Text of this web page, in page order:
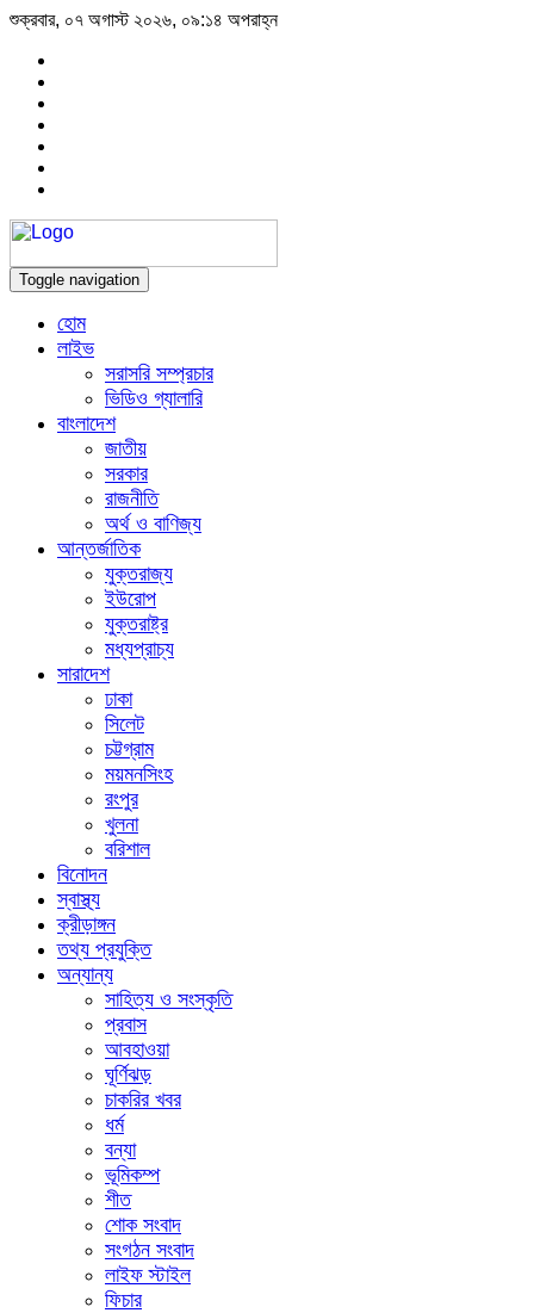
শুক্রবার, ০৭ অগাস্ট ২০২৬, ০৯:১৪ অপরাহ্ন
Toggle navigation
হোম
লাইভ
সরাসরি সম্প্রচার
ভিডিও গ্যালারি
বাংলাদেশ
জাতীয়
সরকার
রাজনীতি
অর্থ ও বাণিজ্য
আন্তর্জাতিক
যুক্তরাজ্য
ইউরোপ
যুক্তরাষ্ট্র
মধ্যপ্রাচ্য
সারাদেশ
ঢাকা
সিলেট
চট্টগ্রাম
ময়মনসিংহ
রংপুর
খুলনা
বরিশাল
বিনোদন
স্বাস্থ্য
ক্রীড়াঙ্গন
তথ্য প্রযুক্তি
অন্যান্য
সাহিত্য ও সংস্কৃতি
প্রবাস
আবহাওয়া
ঘূর্ণিঝড়
চাকরির খবর
ধর্ম
বন্যা
ভূমিকম্প
শীত
শোক সংবাদ
সংগঠন সংবাদ
লাইফ স্টাইল
ফিচার